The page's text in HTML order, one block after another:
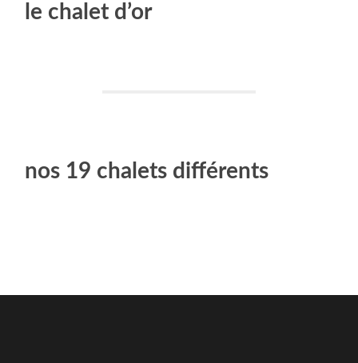
le chalet d’or
nos 19 chalets différents